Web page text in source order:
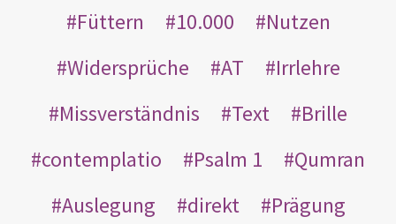
Füttern
10.000
Nutzen
Widersprüche
AT
Irrlehre
Missverständnis
Text
Brille
contemplatio
Psalm 1
Qumran
Auslegung
direkt
Prägung